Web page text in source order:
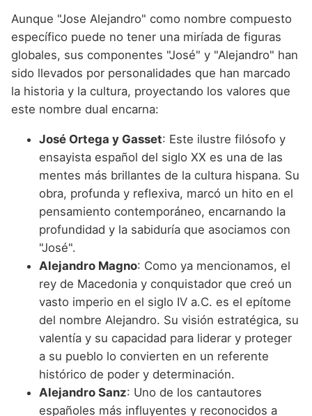
Aunque "Jose Alejandro" como nombre compuesto
específico puede no tener una miríada de figuras
globales, sus componentes "José" y "Alejandro" han
sido llevados por personalidades que han marcado
la historia y la cultura, proyectando los valores que
este nombre dual encarna:
José Ortega y Gasset: Este ilustre filósofo y
ensayista español del siglo XX es una de las
mentes más brillantes de la cultura hispana. Su
obra, profunda y reflexiva, marcó un hito en el
pensamiento contemporáneo, encarnando la
profundidad y la sabiduría que asociamos con
"José".
Alejandro Magno: Como ya mencionamos, el
rey de Macedonia y conquistador que creó un
vasto imperio en el siglo IV a.C. es el epítome
del nombre Alejandro. Su visión estratégica, su
valentía y su capacidad para liderar y proteger
a su pueblo lo convierten en un referente
histórico de poder y determinación.
Alejandro Sanz: Uno de los cantautores
españoles más influyentes y reconocidos a